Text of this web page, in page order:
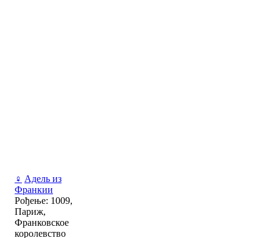
♀ Адель из
Франкии
Рођење: 1009,
Париж,
Франковское
королевство